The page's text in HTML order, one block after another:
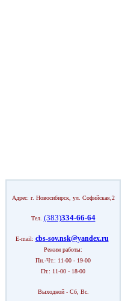
Адрес: г. Новосибирск, ул. Софийская,2
Тел. (383)334-66-64
E-mail: cbs-sov.nsk@yandex.ru
Режим работы:
Пн.-Чт.: 11-00 - 19-00
Пт.: 11-00 - 18-00
Выходной - Сб, Вс.